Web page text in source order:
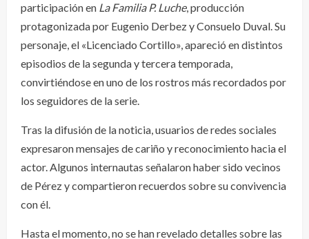
participación en La Familia P. Luche, producción
protagonizada por Eugenio Derbez y Consuelo Duval. Su
personaje, el «Licenciado Cortillo», apareció en distintos
episodios de la segunda y tercera temporada,
convirtiéndose en uno de los rostros más recordados por
los seguidores de la serie.
Tras la difusión de la noticia, usuarios de redes sociales
expresaron mensajes de cariño y reconocimiento hacia el
actor. Algunos internautas señalaron haber sido vecinos
de Pérez y compartieron recuerdos sobre su convivencia
con él.
Hasta el momento, no se han revelado detalles sobre las